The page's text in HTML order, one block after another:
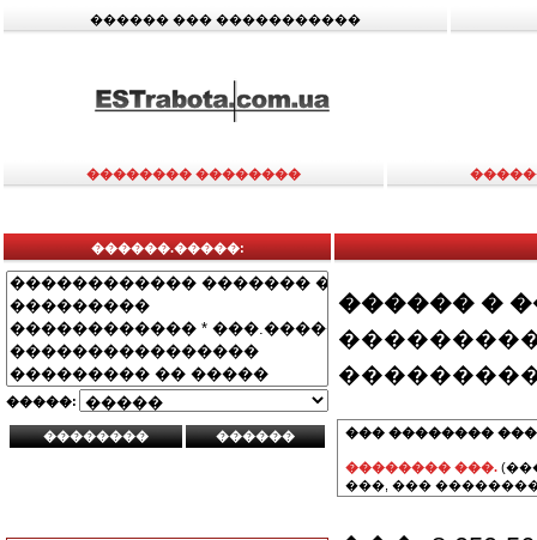
������ ��� �����������
�������� ��������
������.�����:
�����:
������ �
��� ��������
�������� ���.
���, ���